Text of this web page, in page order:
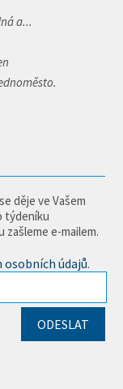
a...
děje ve Vašem
týdeníku
zašleme e-mailem.
údajů.